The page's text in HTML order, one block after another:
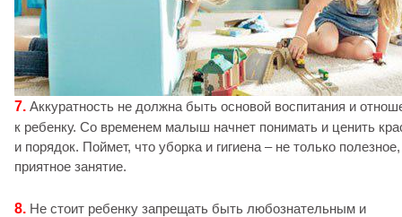
7. Аккуратность не должна быть основой воспитания и
к ребенку. Со временем малыш начнет понимать и ценить
и порядок. Поймет, что уборка и гигиена – не только
приятное занятие.
8. Не стоит ребенку запрещать быть любознательным и